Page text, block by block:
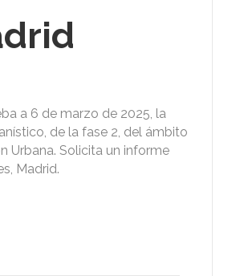
a 6 de marzo de 2025, la
de la fase 2, del ámbito
Urbana. Solicita un informe
Madrid.